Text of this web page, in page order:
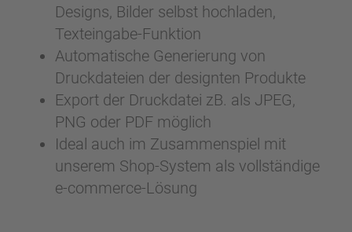
Designs, Bilder selbst hochladen,
Texteingabe-Funktion
Automatische Generierung von
Druckdateien der designten Produkte
Export der Druckdatei zB. als JPEG,
PNG oder PDF möglich
Ideal auch im Zusammenspiel mit
unserem Shop-System als vollständige
e-commerce-Lösung